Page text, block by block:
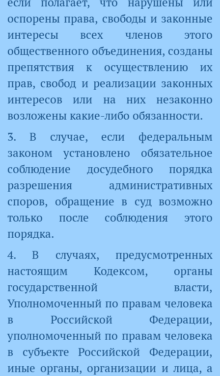
оспорены права, свободы и законные
интересы всех членов этого
общественного объединения, созданы
препятствия к осуществлению их
прав, свобод и реализации законных
интересов или на них незаконно
возложены какие-либо обязанности.
3. В случае, если федеральным
законом установлено обязательное
соблюдение досудебного порядка
разрешения административных
споров, обращение в суд возможно
только после соблюдения этого
порядка.
4. В случаях, предусмотренных
настоящим Кодексом, органы
государственной власти,
Уполномоченный по правам человека
в Российской Федерации,
уполномоченный по правам человека
в субъекте Российской Федерации,
иные органы, организации и лица, а